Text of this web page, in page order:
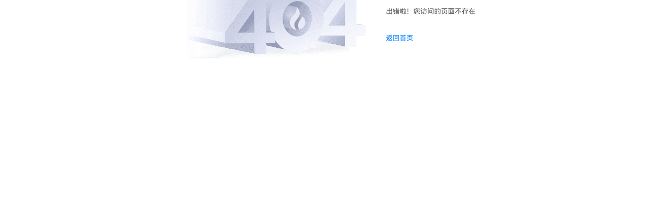
出错啦！您访问的页面不存在
返回首页